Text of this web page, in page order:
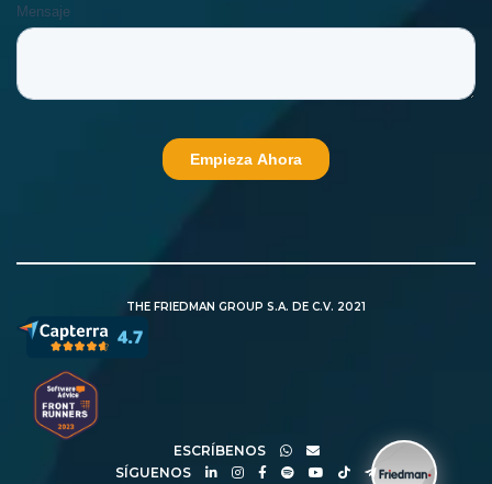
THE FRIEDMAN GROUP S.A. DE C.V. 2021
ESCRÍBENOS
SÍGUENOS